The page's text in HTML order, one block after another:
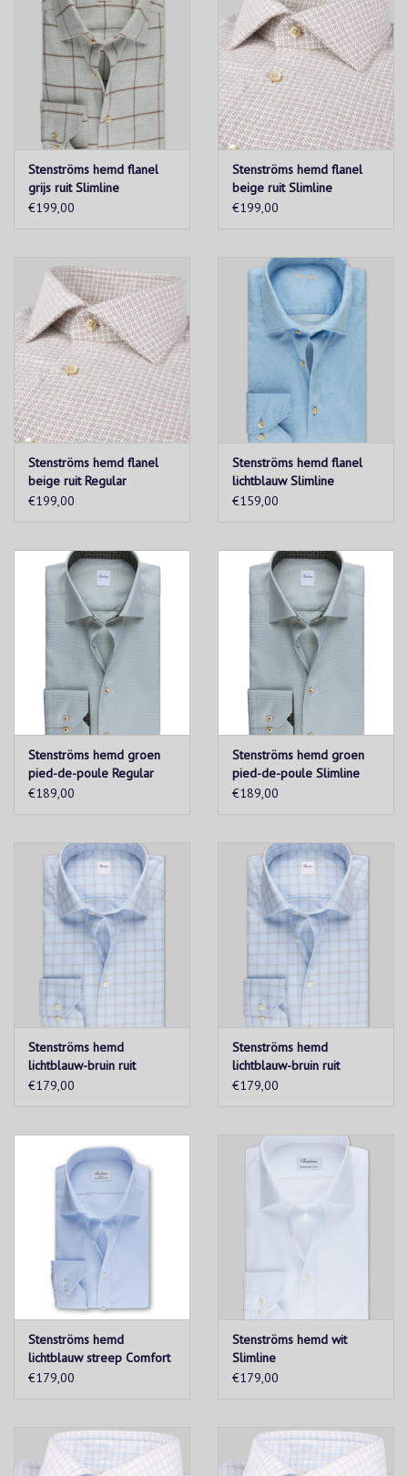
Stenströms hemd flanel
grijs ruit Slimline
€199,00
Stenströms hemd flanel
beige ruit Slimline
€199,00
Stenströms hemd flanel
beige ruit Regular
€199,00
Stenströms hemd flanel
lichtblauw Slimline
€159,00
Stenströms hemd groen
pied-de-poule Regular
€189,00
Stenströms hemd groen
pied-de-poule Slimline
€189,00
Stenströms hemd
lichtblauw-bruin ruit
Regular
€179,00
Stenströms hemd
lichtblauw-bruin ruit
Slimline
€179,00
Stenströms hemd
lichtblauw streep Comfort
€179,00
Stenströms hemd wit
Slimline
€179,00